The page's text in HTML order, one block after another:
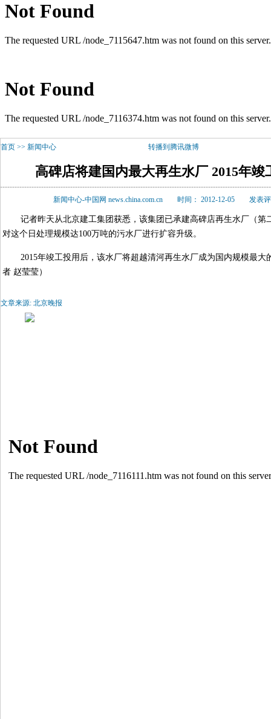
首页 >> 新闻中心 转播到腾讯微博
高碑店将建国内最大再生水厂 2015年竣
新闻中心-中国网 news.china.com.cn 时间： 2012-12-05 发表
记者昨天从北京建工集团获悉，该集团已承建高碑店再生水厂（第
对这个日处理规模达100万吨的污水厂进行扩容升级。
2015年竣工投用后，该水厂将超越清河再生水厂成为国内规模最大
者 赵莹莹）
文章来源: 北京晚报